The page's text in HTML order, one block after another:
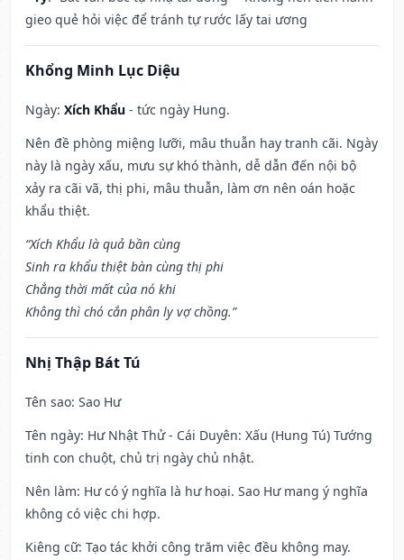
gieo quẻ hỏi việc để tránh tự rước lấy tai ương
Khổng Minh Lục Diệu
Ngày: Xích Khẩu - tức ngày Hung.
Nên đề phòng miệng lưỡi, mâu thuẫn hay tranh cãi. Ngày
này là ngày xấu, mưu sự khó thành, dễ dẫn đến nội bộ
xảy ra cãi vã, thị phi, mâu thuẫn, làm ơn nên oán hoặc
khẩu thiệt.
“Xích Khẩu là quả bần cùng
Sinh ra khẩu thiệt bàn cùng thị phi
Chẳng thời mất của nó khi
Không thì chó cắn phân ly vợ chồng.”
Nhị Thập Bát Tú
Tên sao: Sao Hư
Tên ngày: Hư Nhật Thử - Cái Duyên: Xấu (Hung Tú) Tướng
tinh con chuột, chủ trị ngày chủ nhật.
Nên làm: Hư có ý nghĩa là hư hoại. Sao Hư mang ý nghĩa
không có việc chi hợp.
Kiêng cữ: Tạo tác khởi công trăm việc đều không may.